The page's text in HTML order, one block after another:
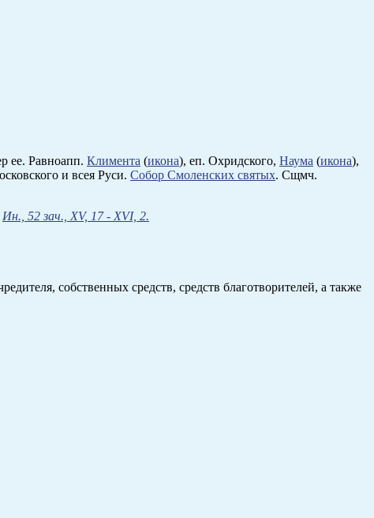
ее. Равноапп. Климента (икона), еп. Охридского, Наума (икона),
и всея Руси. Собор Смоленских святых. Сщмч.
Ин., 52 зач., XV, 17 - XVI, 2.
собственных средств, средств благотворителей, а также